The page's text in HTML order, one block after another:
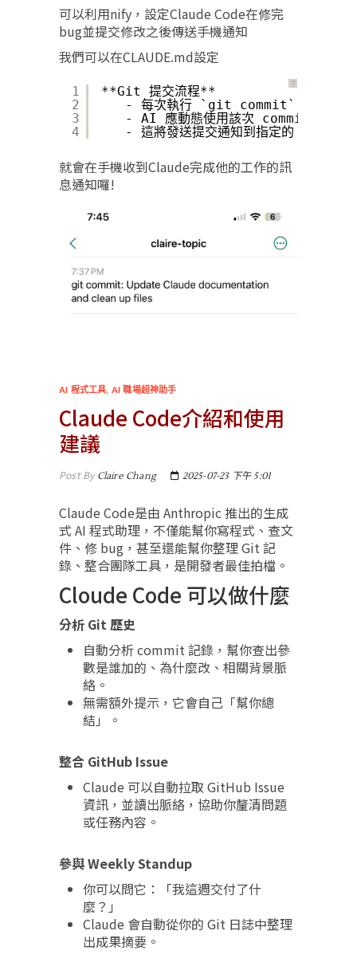
可以利用nify，設定Claude Code在修完
bug並提交修改之後傳送手機通知
我們可以在CLAUDE.md設定
？
1
2
3
4
**Git 提交流程**
- 每次執行 `git commit` 後，
- AI 應動態使用該次 commit 的實
- 這將發送提交通知到指定的 ntfy 主
就會在手機收到Claude完成他的工作的訊
息通知囉!
AI 程式工具, AI 職場超神助手
Claude Code介紹和使用
建議
Post ByClaire Chang 2025-07-23 下午 5:01
Claude Code是由 Anthropic 推出的生成
式 AI 程式助理，不僅能幫你寫程式、查文
件、修 bug，甚至還能幫你整理 Git 記
錄、整合團隊工具，是開發者最佳拍檔。
Cloude Code 可以做什麼
分析 Git 歷史
自動分析 commit 記錄，幫你查出參
數是誰加的、為什麼改、相關背景脈
絡。
無需額外提示，它會自己「幫你總
結」。
整合 GitHub Issue
Claude 可以自動拉取 GitHub Issue
資訊，並讀出脈絡，協助你釐清問題
或任務內容。
參與 Weekly Standup
你可以問它：「我這週交付了什
麼？」
Claude 會自動從你的 Git 日誌中整理
出成果摘要。